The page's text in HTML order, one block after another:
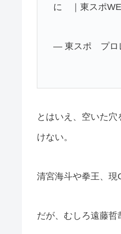
に ｜東スポ
— 東スポ プロ
とはいえ、空いた
けない。
清宮海斗や拳王、現
だが、むしろ遠藤